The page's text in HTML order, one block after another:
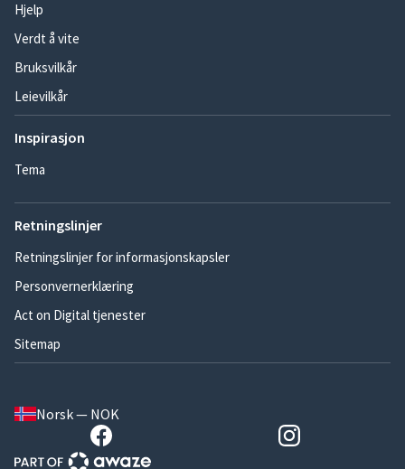
Hjelp
Verdt å vite
Bruksvilkår
Leievilkår
Inspirasjon
Tema
Retningslinjer
Retningslinjer for informasjonskapsler
Personvernerklæring
Act on Digital tjenester
Sitemap
Norsk — NOK